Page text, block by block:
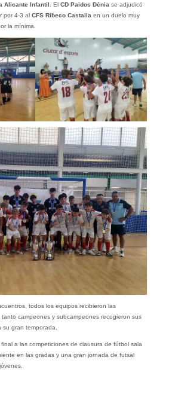
Alicante Infantil . El CD Paidos Dénia se adjudicó
por 4-3 al CFS Ribeco Castalla en un duelo muy
la mínima.
todos los equipos recibieron las
campeones y subcampeones recogieron sus
gran temporada.
a las competiciones de clausura de fútbol sala
en las gradas y una gran jornada de futsal